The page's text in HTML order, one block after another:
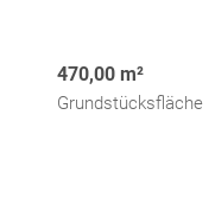
470,00 m²
Grundstücksfläche